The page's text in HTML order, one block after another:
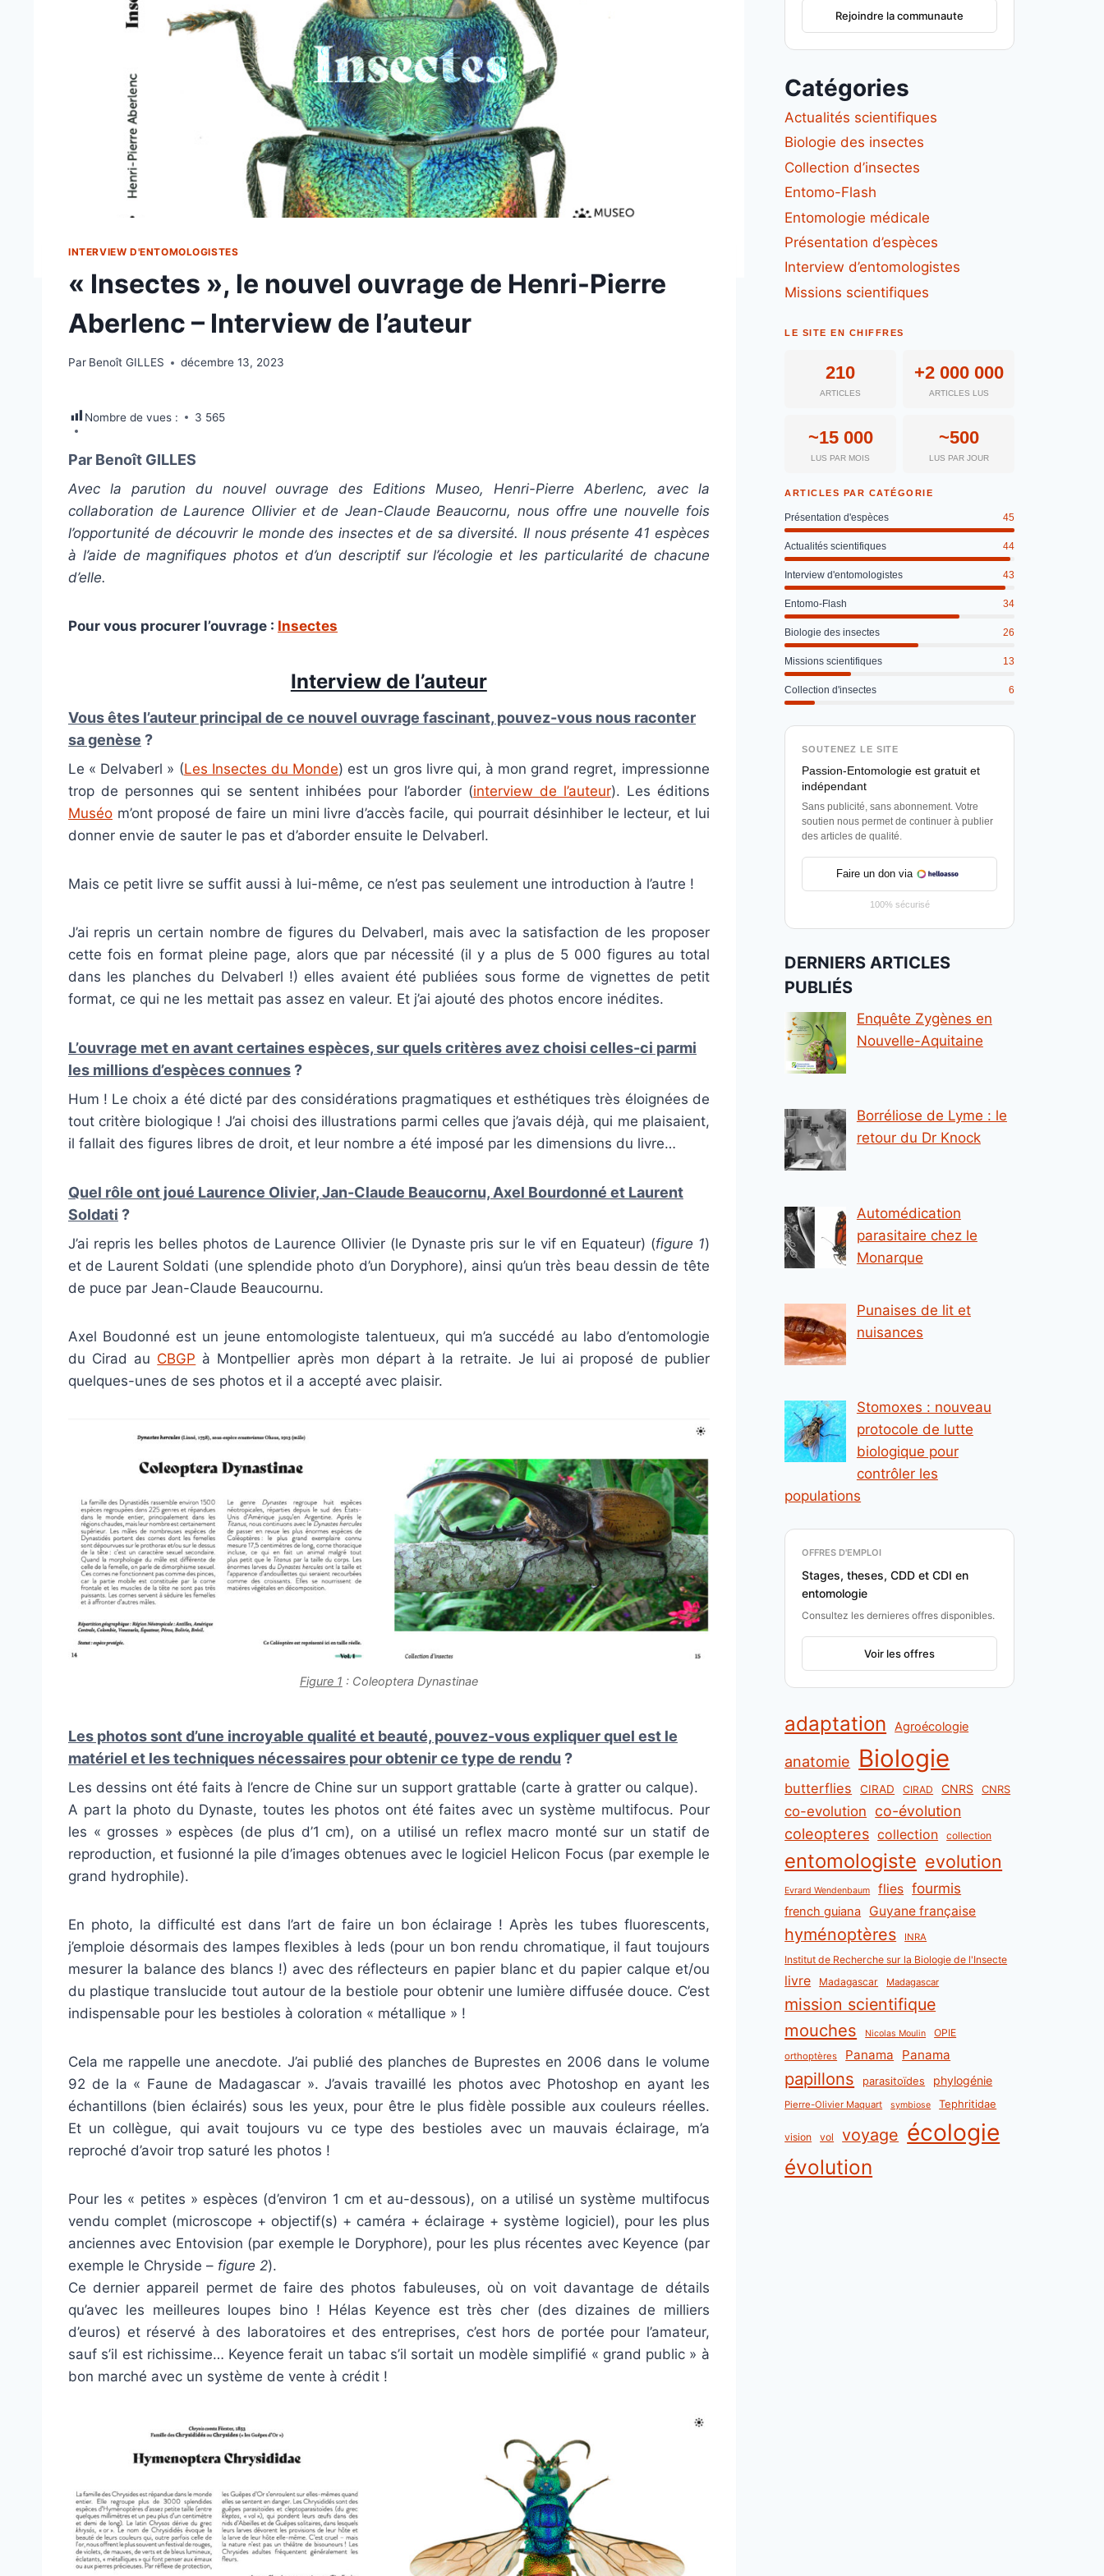
INTERVIEW D'ENTOMOLOGISTES
« Insectes », le nouvel ouvrage de Henri-Pierre
Aberlenc – Interview de l’auteur
Par Benoît GILLES décembre 13, 2023
Nombre de vues : 3 565
Par Benoît GILLES
Avec la parution du nouvel ouvrage des Editions Museo, Henri-Pierre Aberlenc, avec la
collaboration de Laurence Ollivier et de Jean-Claude Beaucornu, nous offre une nouvelle fois
l’opportunité de découvrir le monde des insectes et de sa diversité. Il nous présente 41 espèces
à l’aide de magnifiques photos et d’un descriptif sur l’écologie et les particularité de chacune
d’elle.
Pour vous procurer l’ouvrage : Insectes
Interview de l’auteur
Vous êtes l’auteur principal de ce nouvel ouvrage fascinant, pouvez-vous nous raconter
sa genèse ?
Le « Delvaberl » (Les Insectes du Monde) est un gros livre qui, à mon grand regret, impressionne
trop de personnes qui se sentent inhibées pour l’aborder (interview de l’auteur). Les éditions
Muséo m’ont proposé de faire un mini livre d’accès facile, qui pourrait désinhiber le lecteur, et lui
donner envie de sauter le pas et d’aborder ensuite le Delvaberl.
Mais ce petit livre se suffit aussi à lui-même, ce n’est pas seulement une introduction à l’autre !
J’ai repris un certain nombre de figures du Delvaberl, mais avec la satisfaction de les proposer
cette fois en format pleine page, alors que par nécessité (il y a plus de 5 000 figures au total
dans les planches du Delvaberl !) elles avaient été publiées sous forme de vignettes de petit
format, ce qui ne les mettait pas assez en valeur. Et j’ai ajouté des photos encore inédites.
L’ouvrage met en avant certaines espèces, sur quels critères avez choisi celles-ci parmi
les millions d’espèces connues?
Hum ! Le choix a été dicté par des considérations pragmatiques et esthétiques très éloignées de
tout critère biologique !J’ai choisi des illustrations parmi celles que j’avais déjà, qui me plaisaient,
il fallait des figures libres de droit, et leur nombre a été imposé par les dimensions du livre…
Quel rôle ont joué Laurence Olivier, Jan-Claude Beaucornu, Axel Bourdonné et Laurent
Soldati ?
J’ai repris les belles photos de Laurence Ollivier (le Dynaste pris sur le vif en Equateur) (figure 1)
et de Laurent Soldati (une splendide photo d’un Doryphore), ainsi qu’un très beau dessin de tête
de puce par Jean-Claude Beaucournu.
Axel Boudonné est un jeune entomologiste talentueux, qui m’a succédé au labo d’entomologie
du Cirad au CBGP à Montpellier après mon départ à la retraite. Je lui ai proposé de publier
quelques-unes de ses photos et il a accepté avec plaisir.
Figure 1 : Coleoptera Dynastinae
Les photos sont d’une incroyable qualité et beauté, pouvez-vous expliquer quel est le
matériel et les techniques nécessaires pour obtenir ce type de rendu ?
Les dessins ont été faits à l’encre de Chine sur un support grattable (carte à gratter ou calque).
A part la photo du Dynaste, toutes les photos ont été faites avec un système multifocus. Pour
les « grosses » espèces (de plus d’1 cm), on a utilisé un reflex macro monté sur un statif de
reproduction, et fusionné la pile d’images obtenues avec le logiciel Helicon Focus (par exemple le
grand hydrophile).
En photo, la difficulté est dans l’art de faire un bon éclairage ! Après les tubes fluorescents,
j’emploie désormais des lampes flexibles à leds (pour un bon rendu chromatique, il faut toujours
mesurer la balance des blancs !) avec des réflecteurs en papier blanc et du papier calque et/ou
du plastique translucide tout autour de la bestiole pour obtenir une lumière diffusée douce. C’est
indispensable pour les bestioles à coloration « métallique » !
Cela me rappelle une anecdote. J’ai publié des planches de Buprestes en 2006 dans le volume
92 de la « Faune de Madagascar ». J’avais travaillé les photos avec Photoshop en ayant les
échantillons (bien éclairés) sous les yeux, pour être le plus fidèle possible aux couleurs réelles.
Et un collègue, qui avait toujours vu ce type des bestioles avec un mauvais éclairage, m’a
reproché d’avoir trop saturé les photos !
Pour les « petites » espèces (d’environ 1 cm et au-dessous), on a utilisé un système multifocus
vendu complet (microscope + objectif(s) + caméra + éclairage + système logiciel), pour les plus
anciennes avec Entovision (par exemple le Doryphore), pour les plus récentes avec Keyence (par
exemple le Chryside – figure 2).
Ce dernier appareil permet de faire des photos fabuleuses, où on voit davantage de détails
qu’avec les meilleures loupes bino ! Hélas Keyence est très cher (des dizaines de milliers
d’euros) et réservé à des laboratoires et des entreprises, c’est hors de portée pour l’amateur,
sauf s’il est richissime… Keyence ferait un tabac s’il sortait un modèle simplifié « grand public » à
bon marché avec un système de vente à crédit !
Rejoindre la communaute
Catégories
Actualités scientifiques
Biologie des insectes
Collection d’insectes
Entomo-Flash
Entomologie médicale
Présentation d’espèces
Interview d’entomologistes
Missions scientifiques
LE SITE EN CHIFFRES
210
ARTICLES
+2 000 000
ARTICLES LUS
~15 000
LUS PAR MOIS
~500
LUS PAR JOUR
ARTICLES PAR CATÉGORIE
Présentation d'espèces 45
Actualités scientifiques 44
Interview d'entomologistes 43
Entomo-Flash 34
Biologie des insectes 26
Missions scientifiques 13
Collection d'insectes 6
SOUTENEZ LE SITE
Passion-Entomologie est gratuit et
indépendant
Sans publicité, sans abonnement. Votre
soutien nous permet de continuer à publier
des articles de qualité.
Faire un don via
100% sécurisé
DERNIERS ARTICLES
PUBLIÉS
Enquête Zygènes en
Nouvelle-Aquitaine
Borréliose de Lyme : le
retour du Dr Knock
Automédication
parasitaire chez le
Monarque
Punaises de lit et
nuisances
Stomoxes : nouveau
protocole de lutte
biologique pour
contrôler les
populations
OFFRES D'EMPLOI
Stages, theses, CDD et CDI en
entomologie
Consultez les dernieres offres disponibles.
Voir les offres
adaptation Agroécologie
anatomie Biologie
butterflies CIRAD CIRAD CNRS CNRS
co-evolution co-évolution
coleopteres collection collection
entomologiste evolution
Evrard Wendenbaum flies fourmis
french guiana Guyane française
hyménoptères INRA
Institut de Recherche sur la Biologie de l'Insecte
livre Madagascar Madagascar
mission scientifique
mouches Nicolas Moulin OPIE
orthoptères Panama Panama
papillons parasitoïdes phylogénie
Pierre-Olivier Maquart symbiose Tephritidae
vision vol voyage écologie
évolution